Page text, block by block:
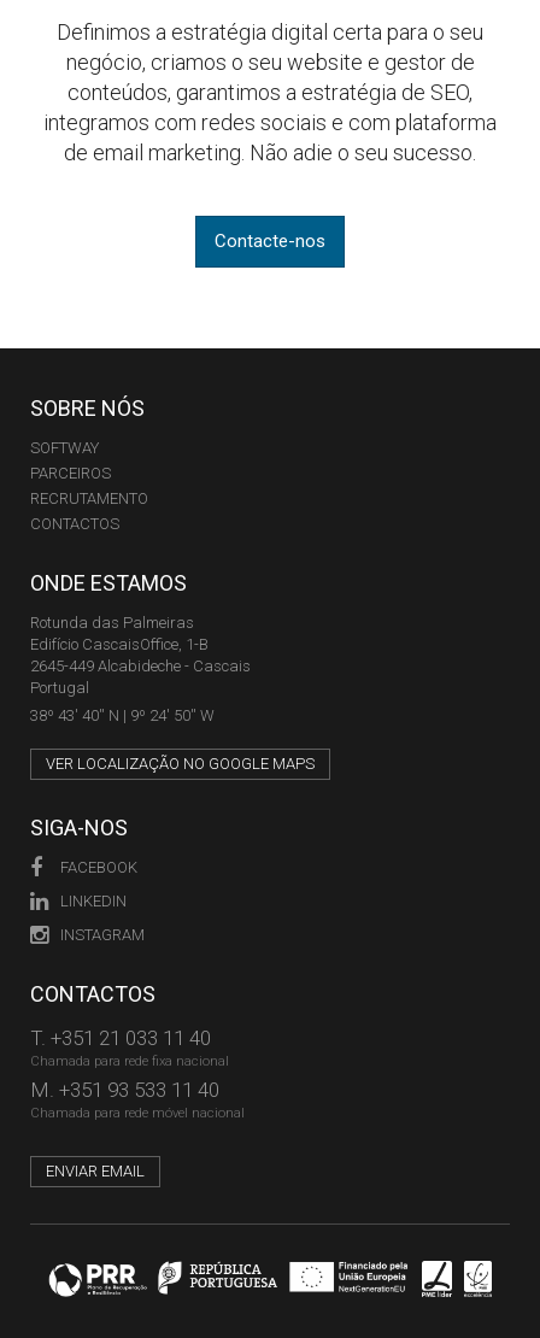
Definimos a estratégia digital certa para o seu
negócio, criamos o seu website e gestor de
conteúdos, garantimos a estratégia de SEO,
integramos com redes sociais e com plataforma
de email marketing. Não adie o seu sucesso.
Contacte-nos
SOBRE NÓS
SOFTWAY
PARCEIROS
RECRUTAMENTO
CONTACTOS
ONDE ESTAMOS
Rotunda das Palmeiras
Edifício CascaisOffice, 1-B
2645-449 Alcabideche - Cascais
Portugal
38º 43' 40'' N | 9º 24' 50'' W
VER LOCALIZAÇÃO NO GOOGLE MAPS
SIGA-NOS
FACEBOOK
LINKEDIN
INSTAGRAM
CONTACTOS
T. +351 21 033 11 40
Chamada para rede fixa nacional
M. +351 93 533 11 40
Chamada para rede móvel nacional
ENVIAR EMAIL